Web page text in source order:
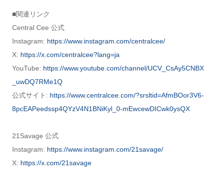
■関連リンク
Central Cee 公式
Instagram: https://www.instagram.com/centralcee/
X: https://x.com/centralcee?lang=ja
YouTube: https://www.youtube.com/channel/UCV_CsAy5CNBX
_uwDQ7RMe1Q
公式サイト: https://www.centralcee.com/?srsltid=AfmBOor3V6-
8pcEAPeedssp4QYzV4N1BNiKyl_0-mEwcewDICwk0ysQX
21Savage 公式
Instagram: https://www.instagram.com/21savage/
X: https://x.com/21savage